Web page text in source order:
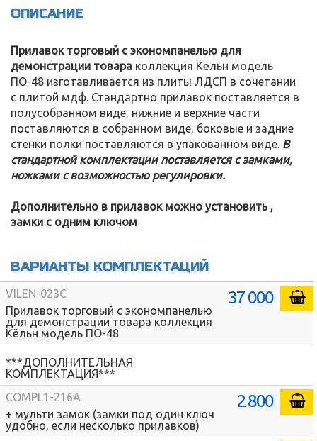
ОПИСАНИЕ
Прилавок торговый с экономпанелью для
демонстрации товара коллекция Кёльн модель
ПО-48 изготавливается из плиты ЛДСП в сочетании
с плитой мдф. Стандартно прилавок поставляется в
полусобранном виде, нижние и верхние части
поставляются в собранном виде, боковые и задние
стенки полки поставляются в упакованном виде. В
стандартной комплектации поставляется с замками,
ножками с возможностью регулировки.
Дополнительно в прилавок можно установить ,
замки с одним ключом
ВАРИАНТЫ КОМПЛЕКТАЦИЙ
VILEN-023C
Прилавок торговый с экономпанелью
для демонстрации товара коллекция
Кёльн модель ПО-48
37 000
***ДОПОЛНИТЕЛЬНАЯ
КОМПЛЕКТАЦИЯ***
COMPL1-216A
+ мульти замок (замки под один ключ
удобно, если несколько прилавков)
2 800